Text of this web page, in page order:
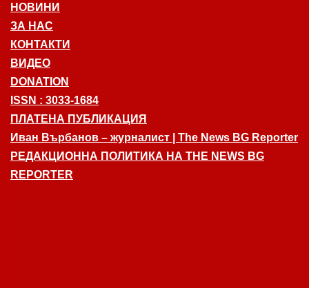
НОВИНИ
ЗА НАС
КОНТАКТИ
ВИДЕО
DONATION
ISSN : 3033-1684
ПЛАТЕНА ПУБЛИКАЦИЯ
Иван Върбанов – журналист | The News BG Reporter
РЕДАКЦИОННА ПОЛИТИКА НА THE NEWS BG
REPORTER